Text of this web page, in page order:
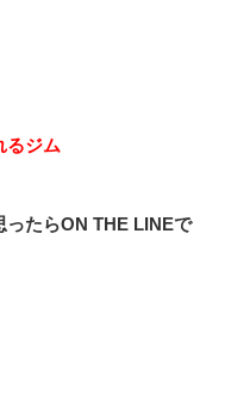
るジム
ったらON THE LINEで